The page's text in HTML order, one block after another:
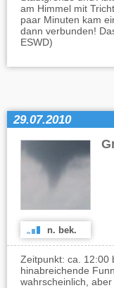
am Himmel mit
paar Minuten kam
dann verbunden!
ESWD)
29.07.2010
n. bek.
Zeitpunkt: ca. 12:00
hinabreichende
wahrscheinlich, aber